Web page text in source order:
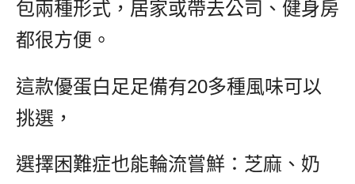
包兩種形式，居家或帶去公司、健身房
都很方便。
這款優蛋白足足備有20多種風味可以
挑選，
選擇困難症也能輪流嘗鮮：芝麻、奶